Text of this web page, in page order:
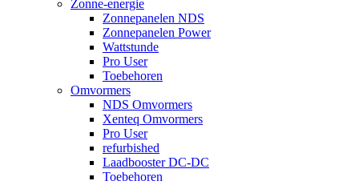
Zonne-energie
Zonnepanelen NDS
Zonnepanelen Power
Wattstunde
Pro User
Toebehoren
Omvormers
NDS Omvormers
Xenteq Omvormers
Pro User
refurbished
Laadbooster DC-DC
Toebehoren